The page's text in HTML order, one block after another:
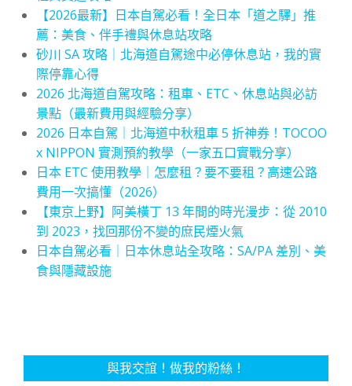
【2026最新】日本自駕必看！全日本「道之驛」推
薦：美食、伴手禮與休息站攻略
砂川 SA 攻略｜北海道自駕途中必停休息站，我的實
際停靠心得
2026 北海道自駕攻略：租車、ETC、休息站與必訪
景點（最新費用與經驗分享）
2026 日本自駕｜北海道中秋租車 5 折神券！TOCOO
x NIPPON 實測預約教學（一家五口實戰分享）
日本 ETC 使用教學｜怎麼租？要不要租？高速公路
費用一次搞懂（2026）
【東京上野】阿美橫丁 13 年間的時光漫步：從 2010
到 2023，找回那份不變的庶民煙火氣
日本自駕必看｜日本休息站全攻略：SA/PA 差別、美
食與隱藏設施
與我交誼！做我的粉絲！